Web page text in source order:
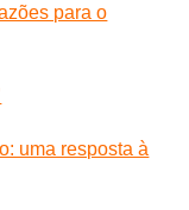
para o
uma resposta à